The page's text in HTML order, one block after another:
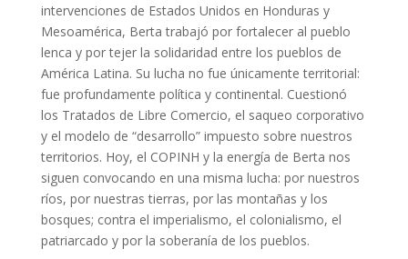
intervenciones de Estados Unidos en Honduras y
Mesoamérica, Berta trabajó por fortalecer al pueblo
lenca y por tejer la solidaridad entre los pueblos de
América Latina. Su lucha no fue únicamente territorial:
fue profundamente política y continental. Cuestionó
los Tratados de Libre Comercio, el saqueo corporativo
y el modelo de “desarrollo” impuesto sobre nuestros
territorios. Hoy, el COPINH y la energía de Berta nos
siguen convocando en una misma lucha: por nuestros
ríos, por nuestras tierras, por las montañas y los
bosques; contra el imperialismo, el colonialismo, el
patriarcado y por la soberanía de los pueblos.